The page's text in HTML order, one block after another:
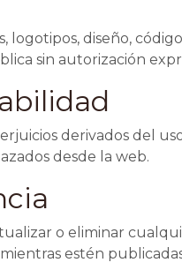
logotipos, diseño,
sin autorización
derivados del
desde la web.
o eliminar
estén